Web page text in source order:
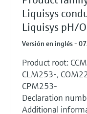
Liquisys
Liquisys pH/
Versión en inglés -
Product root:
CLM253-,
CPM253-
Declaration
Additional